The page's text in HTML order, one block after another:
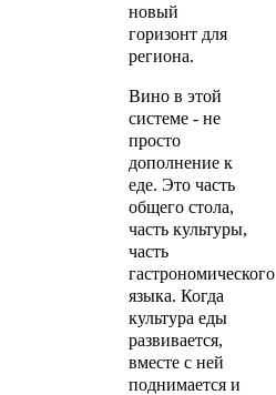
новый
горизонт для
региона.
Вино в этой
системе - не
просто
дополнение к
еде. Это часть
общего стола,
часть культуры,
часть
гастрономического
языка. Когда
культура еды
развивается,
вместе с ней
поднимается и